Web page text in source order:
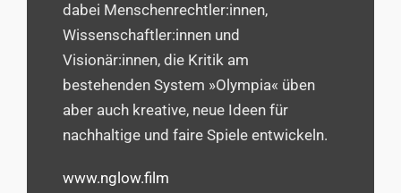
dabei Menschenrechtler:innen,
Wissenschaftler:innen und
Visionär:innen, die Kritik am
bestehenden System »Olympia« üben
aber auch kreative, neue Ideen für
nachhaltige und faire Spiele entwickeln.
www.nglow.film